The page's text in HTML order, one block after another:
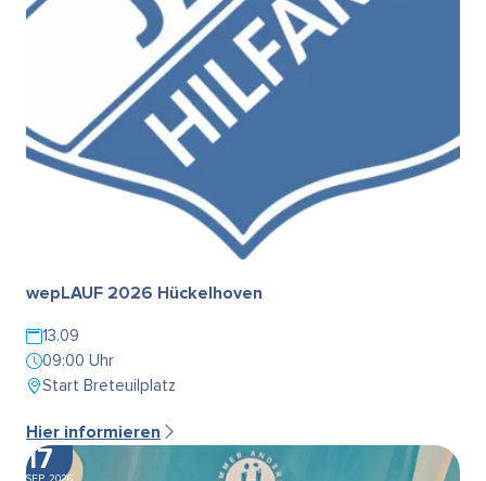
wepLAUF 2026 Hückelhoven
13.09
09:00 Uhr
Start Breteuilplatz
Hier informieren
17
SEP. 2026